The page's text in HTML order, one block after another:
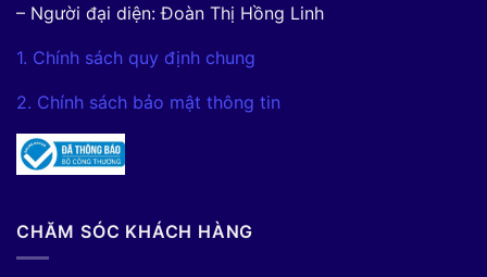
– Người đại diện: Đoàn Thị Hồng Linh
1. Chính sách quy định chung
2. Chính sách bảo mật thông tin
CHĂM SÓC KHÁCH HÀNG